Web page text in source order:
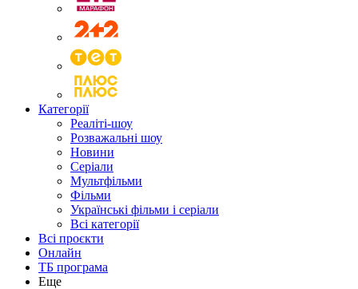
Категорії
Реаліті-шоу
Розважальні шоу
Новини
Серіали
Мультфільми
Фільми
Українські фільми і серіали
Всі категорії
Всі проєкти
Онлайн
ТБ програма
Еще